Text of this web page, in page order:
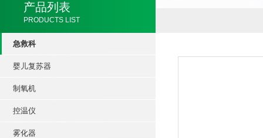
产品列表
PRODUCTS LIST
急救科
婴儿复苏器
制氧机
控温仪
雾化器